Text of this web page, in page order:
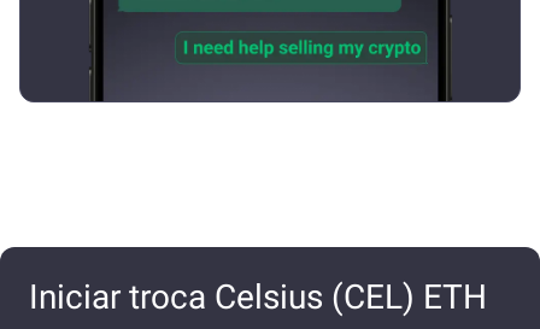
Iniciar troca Celsius (CEL) ETH